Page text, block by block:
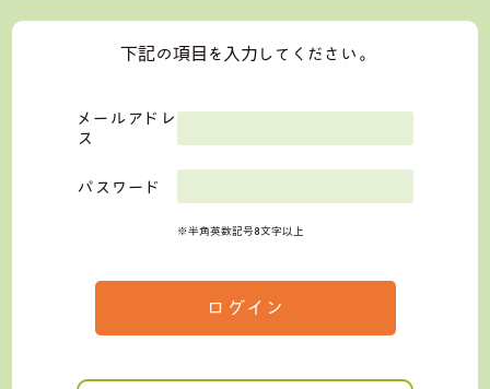
下記の項目を入力してください。
メールアドレ
ス
パスワード
※半角英数記号8文字以上
ログイン